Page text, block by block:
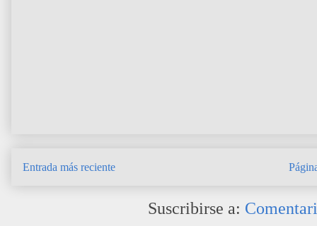
Entrada más reciente
Suscribirse a: